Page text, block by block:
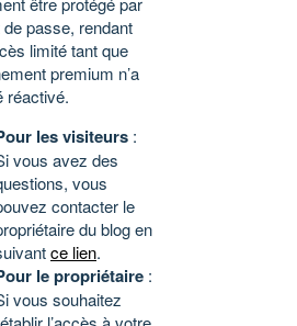
de passe, rendant
limité tant que
premium n’a
réactivé.
les visiteurs :
vous avez des
vous
contacter le
du blog en
ce lien.
le propriétaire :
vous souhaitez